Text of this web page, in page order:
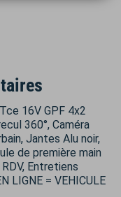
16V GPF 4x2
360°, Caméra
Jantes Alu noir,
de première main
Entretiens
LIGNE = VEHICULE